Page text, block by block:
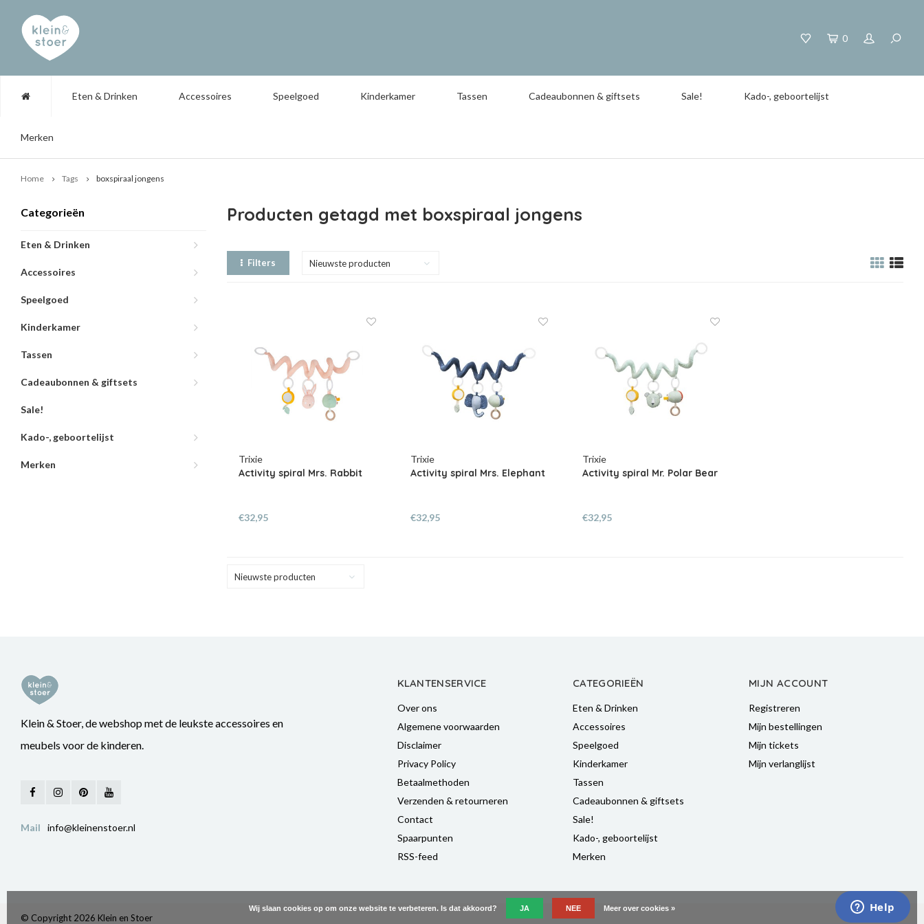
0
Eten & Drinken Accessoires Speelgoed Kinderkamer Tassen Cadeaubonnen & giftsets Sale! Kado-, geboortelijst
Merken
Home Tags boxspiraal jongens
Categorieën
Eten & Drinken
Accessoires
Speelgoed
Kinderkamer
Tassen
Cadeaubonnen & giftsets
Sale!
Kado-, geboortelijst
Merken
Producten getagd met boxspiraal jongens
Filters Nieuwste producten
Trixie
Activity spiral Mrs. Rabbit
€32,95
Trixie
Activity spiral Mrs. Elephant
€32,95
Trixie
Activity spiral Mr. Polar Bear
€32,95
Nieuwste producten
Klein & Stoer, de webshop met de leukste accessoires en
meubels voor de kinderen.
Mail info@kleinenstoer.nl
KLANTENSERVICE
Over ons
Algemene voorwaarden
Disclaimer
Privacy Policy
Betaalmethoden
Verzenden & retourneren
Contact
Spaarpunten
RSS-feed
CATEGORIEËN
Eten & Drinken
Accessoires
Speelgoed
Kinderkamer
Tassen
Cadeaubonnen & giftsets
Sale!
Kado-, geboortelijst
Merken
MIJN ACCOUNT
Registreren
Mijn bestellingen
Mijn tickets
Mijn verlanglijst
© Copyright 2026 Klein en Stoer
Wij slaan cookies op om onze website te verbeteren. Is dat akkoord? JA NEE Meer over cookies »